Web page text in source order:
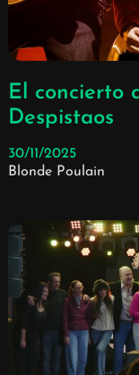
El concierto
Despistaos
30/11/2025
Blonde Poulain